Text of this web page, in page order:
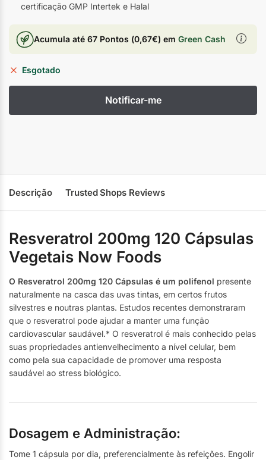
certificação GMP Intertek e Halal
Acumula até 67 Pontos (0,67€) em Green Cash
Esgotado
Descrição Trusted Shops Reviews
Resveratrol 200mg 120 Cápsulas
Vegetais Now Foods
O Resveratrol 200mg 120 Cápsulas é um polifenol presente
naturalmente na casca das uvas tintas, em certos frutos
silvestres e noutras plantas. Estudos recentes demonstraram
que o resveratrol pode ajudar a manter uma função
cardiovascular saudável.* O resveratrol é mais conhecido pelas
suas propriedades antienvelhecimento a nível celular, bem
como pela sua capacidade de promover uma resposta
saudável ao stress biológico.
Dosagem e Administração:
Tome 1 cápsula por dia, preferencialmente às refeições. Engolir